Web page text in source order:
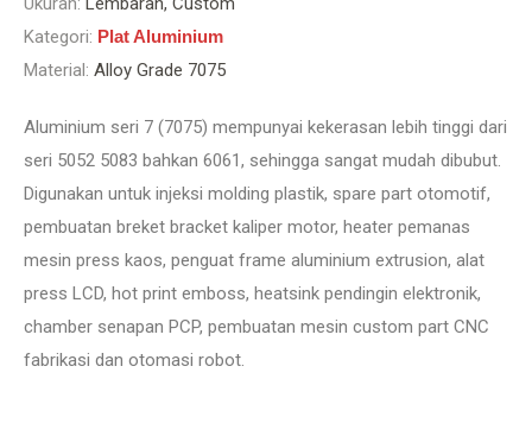
Kategori: Plat Aluminium
Material: Alloy Grade 7075
Aluminium seri 7 (7075) mempunyai kekerasan lebih tinggi dari
seri 5052 5083 bahkan 6061, sehingga sangat mudah dibubut.
Digunakan untuk injeksi molding plastik, spare part otomotif,
pembuatan breket bracket kaliper motor, heater pemanas
mesin press kaos, penguat frame aluminium extrusion, alat
press LCD, hot print emboss, heatsink pendingin elektronik,
chamber senapan PCP, pembuatan mesin custom part CNC
fabrikasi dan otomasi robot.